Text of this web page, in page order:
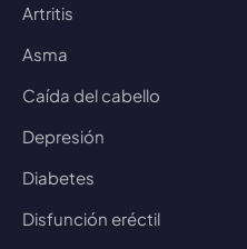
Artritis
Asma
Caída del cabello
Depresión
Diabetes
Disfunción eréctil